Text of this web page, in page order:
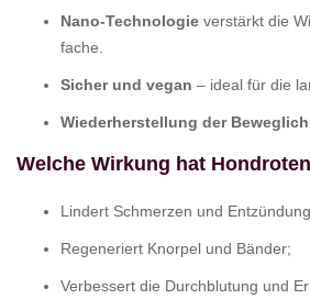
Nano-Technologie verstärkt die
fache.
Sicher und vegan – ideal für die
Wiederherstellung der
Welche Wirkung hat Hondroten
Lindert Schmerzen und
Regeneriert Knorpel und Bänder;
Verbessert die Durchblutung und